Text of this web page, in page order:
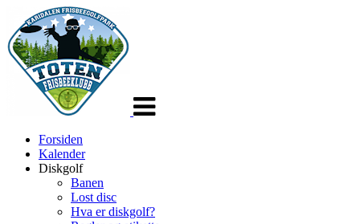
Forsiden
Kalender
Diskgolf
Banen
Lost disc
Hva er diskgolf?